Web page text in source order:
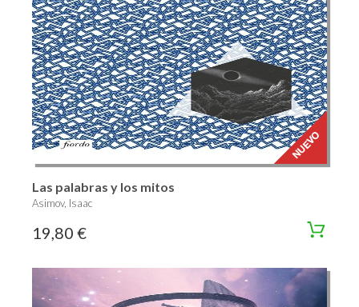
Las palabras y los mitos
Asimov, Isaac
19,80 €